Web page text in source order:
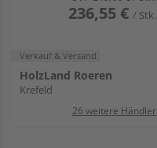
236,55 € / Stk.
Verkauf & Versand
HolzLand Roeren
Krefeld
26 weitere Händler